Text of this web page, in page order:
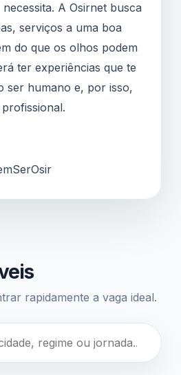
A Osirnet busca
serviços a uma boa
do que os olhos podem
ter experiências que te
ser humano e, por isso,
rapidamente a vaga ideal.